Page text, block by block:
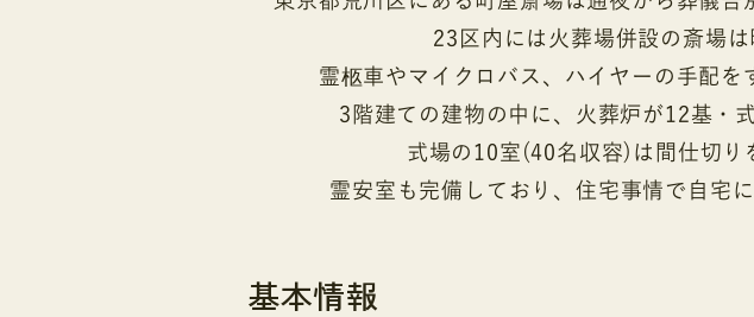
23区内には火葬場併設の斎場
霊柩車やマイクロバス、ハイヤーの手配を
3階建ての建物の中に、火葬炉が12基・
式場の10室(40名収容)は間仕切り
霊安室も完備しており、住宅事情で自宅
基本情報